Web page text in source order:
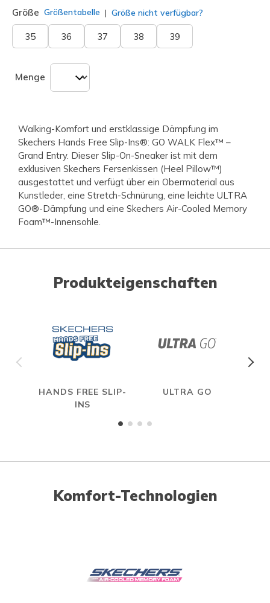
Größe Größentabelle Größe nicht verfügbar?
35 36 37 38 39
Menge
Walking-Komfort und erstklassige Dämpfung im
Skechers Hands Free Slip-Ins®: GO WALK Flex™ –
Grand Entry. Dieser Slip-On-Sneaker ist mit dem
exklusiven Skechers Fersenkissen (Heel Pillow™)
ausgestattet und verfügt über ein Obermaterial aus
Kunstleder, eine Stretch-Schnürung, eine leichte ULTRA
GO®-Dämpfung und eine Skechers Air-Cooled Memory
Foam™-Innensohle.
Produkteigenschaften
HANDS FREE SLIP-
INS
ULTRA GO
Komfort-Technologien